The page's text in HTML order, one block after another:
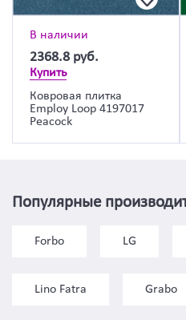
В наличии
2368.8 руб.
Купить
Ковровая плитка
Employ Loop 4197017
Peacock
Популярные
Forbo LG
Lino Fatra Grabo